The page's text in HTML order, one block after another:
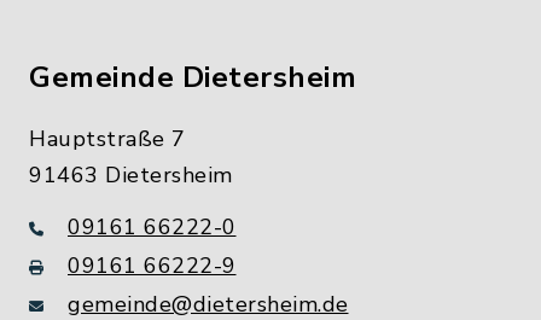
Gemeinde Dietersheim
Hauptstraße 7
91463 Dietersheim
09161 66222-0
09161 66222-9
gemeinde@dietersheim.de